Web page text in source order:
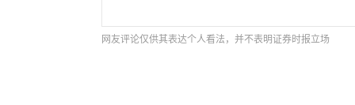
网友评论仅供其表达个人看法，并不表明证券时报立场